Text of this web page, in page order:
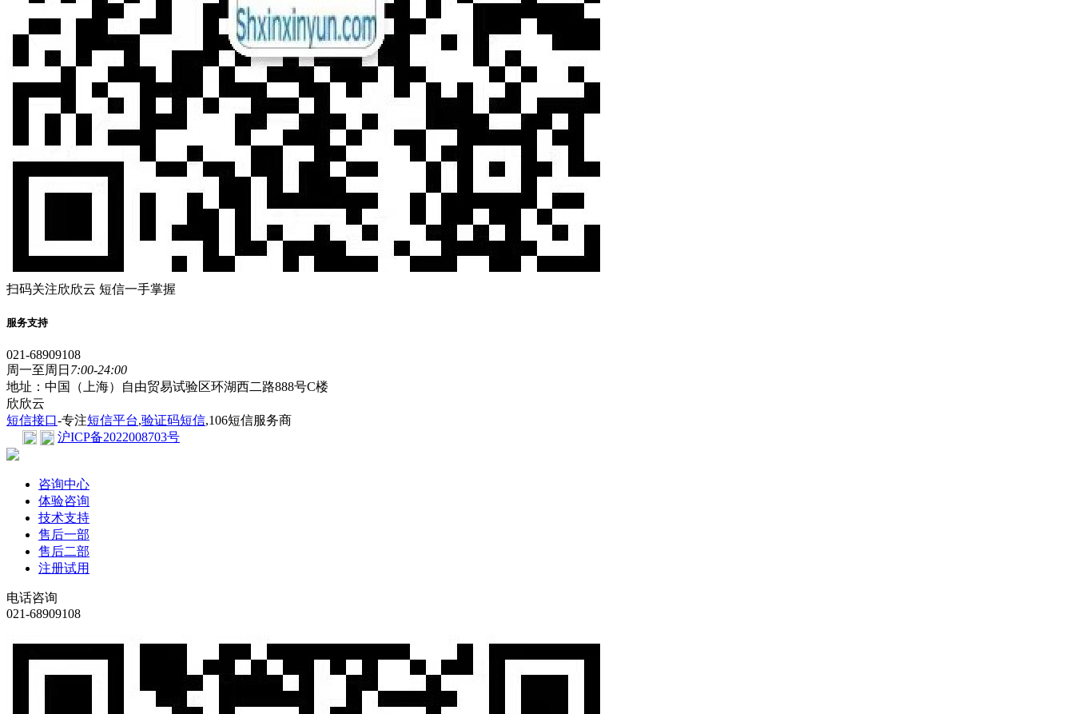
扫码关注欣欣云 短信一手掌握
服务支持
021-68909108
周一至周日 7:00-24:00
地址：中国（上海）自由贸易试验区环湖西二路888号C楼
欣欣云
短信接口-专注短信平台,验证码短信,106短信服务商
沪ICP备2022008703号
咨询中心
体验咨询
技术支持
售后一部
售后二部
注册试用
电话咨询
021-68909108